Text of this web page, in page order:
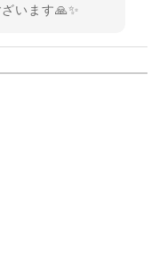
います🙏✨
和紙で石を包んで
います。 実物を